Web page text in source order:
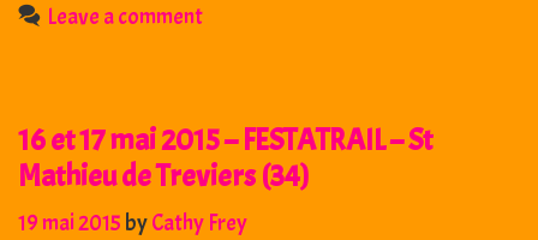
Gély
Leave a comment
16 et 17 mai 2015 – FESTATRAIL – St
Mathieu de Treviers (34)
19 mai 2015 byCathy Frey